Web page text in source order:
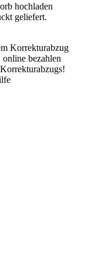
hochladen
geliefert.
Korrekturabzug
bezahlen